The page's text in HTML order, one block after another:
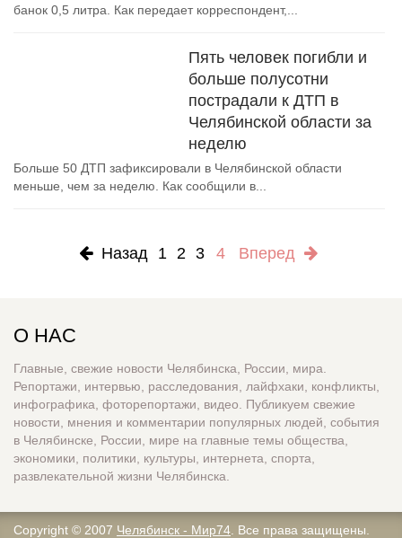
банок 0,5 литра. Как передает корреспондент,...
Пять человек погибли и
больше полусотни
пострадали к ДТП в
Челябинской области за
неделю
Больше 50 ДТП зафиксировали в Челябинской области
меньше, чем за неделю. Как сообщили в...
Назад 1 2 3 4 Вперед
О НАС
Главные, свежие новости Челябинска, России, мира.
Репортажи, интервью, расследования, лайфхаки, конфликты,
инфографика, фоторепортажи, видео. Публикуем свежие
новости, мнения и комментарии популярных людей, события
в Челябинске, России, мире на главные темы общества,
экономики, политики, культуры, интернета, спорта,
развлекательной жизни Челябинска.
Copyright © 2007 Челябинск - Мир74 . Все права защищены.